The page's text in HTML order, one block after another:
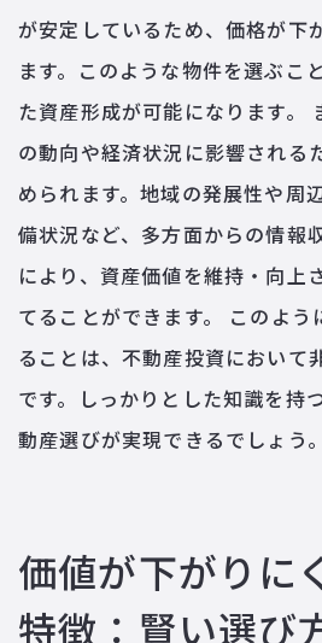
が安定しているため、価格が下
ます。このような物件を選ぶこ
た資産形成が可能になります。
の動向や経済状況に影響される
められます。地域の発展性や周
備状況など、多方面からの情報
により、資産価値を維持・向上
てることができます。 このよう
ることは、不動産投資において
です。しっかりとした知識を持
動産選びが実現できるでしょう。
価値が下がりに
特徴：賢い選び